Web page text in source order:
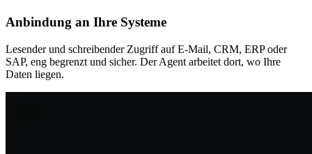
Anbindung an Ihre Systeme
Lesender und schreibender Zugriff auf E-Mail, CRM, ERP oder
SAP, eng begrenzt und sicher. Der Agent arbeitet dort, wo Ihre
Daten liegen.